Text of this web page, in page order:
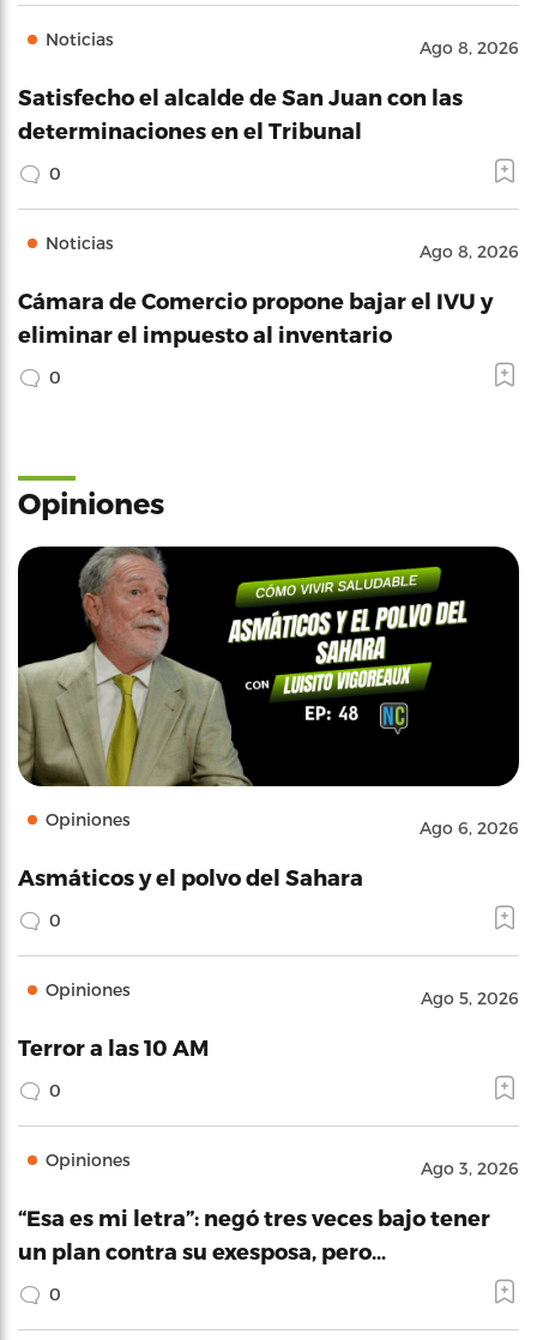
Noticias Ago 8, 2026
Satisfecho el alcalde de San Juan con las
determinaciones en el Tribunal
0
Noticias Ago 8, 2026
Cámara de Comercio propone bajar el IVU y
eliminar el impuesto al inventario
0
Opiniones
Opiniones Ago 6, 2026
Asmáticos y el polvo del Sahara
0
Opiniones Ago 5, 2026
Terror a las 10 AM
0
Opiniones Ago 3, 2026
“Esa es mi letra”: negó tres veces bajo tener
un plan contra su exesposa, pero…
0